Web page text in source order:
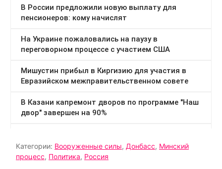
Категории: Вооруженные силы, Донбасс, Минский
процесс, Политика, Россия